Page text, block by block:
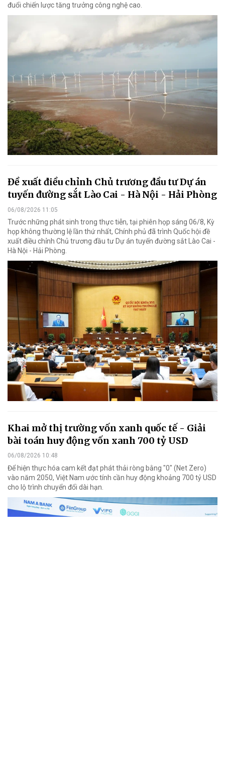
đuổi chiến lược tăng trưởng công nghệ cao.
Đề xuất điều chỉnh Chủ trương đầu tư Dự án
tuyến đường sắt Lào Cai - Hà Nội - Hải Phòng
06/08/2026 11:05
Trước những phát sinh trong thực tiễn, tại phiên họp sáng 06/8, Kỳ
họp không thường lệ lần thứ nhất, Chính phủ đã trình Quốc hội đề
xuất điều chỉnh Chủ trương đầu tư Dự án tuyến đường sắt Lào Cai -
Hà Nội - Hải Phòng.
Khai mở thị trường vốn xanh quốc tế - Giải
bài toán huy động vốn xanh 700 tỷ USD
06/08/2026 10:48
Để hiện thực hóa cam kết đạt phát thải ròng bằng "0" (Net Zero)
vào năm 2050, Việt Nam ước tính cần huy động khoảng 700 tỷ USD
cho lộ trình chuyển đổi dài hạn.